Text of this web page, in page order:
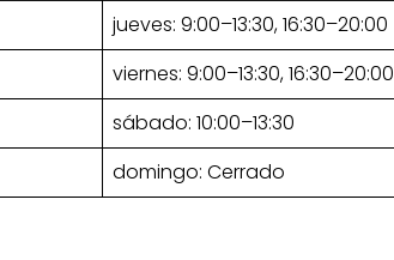
jueves: 9:00–13:30, 16:30–20:00
viernes: 9:00–13:30, 16:30–20:00
sábado: 10:00–13:30
domingo: Cerrado